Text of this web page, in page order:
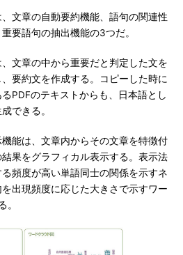
文章の自動要約機能、語句の関連性
要語句の抽出機能の3つだ。
文章の中から重要だと判定した文を
要約文を作成する。コピーした時に
PDFのテキストからも、日本語とし
できる。
能は、文章内からその文章を特徴付
果をグラフィカル表示する。表示法
頻度が高い単語同士の関係を示すネ
出現頻度に応じた大きさで示すワー
。